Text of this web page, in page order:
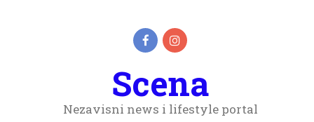
Scena
Nezavisni news i lifestyle portal